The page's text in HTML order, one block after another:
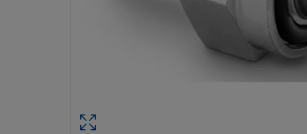
RÉF.
Spécifications